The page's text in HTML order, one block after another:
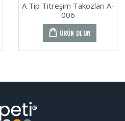
A Tip Titreşim Takozları A-
006
ÜRÜN DETAY